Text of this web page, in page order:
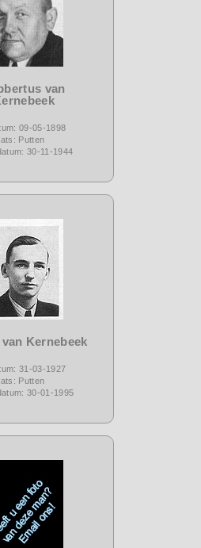
van
09-05-1898
Putten
30-11-1944
Kernebeek
31-03-1927
Putten
30-01-1995